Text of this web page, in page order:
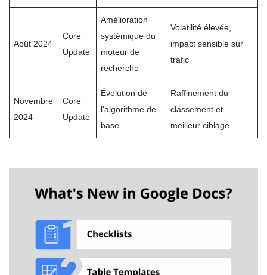
Août 2024
Core
Update
Amélioration
systémique du
moteur de
recherche
Volatilité élevée,
impact sensible sur
trafic
Novembre
2024
Core
Update
Évolution de
l’algorithme de
base
Raffinement du
classement et
meilleur ciblage